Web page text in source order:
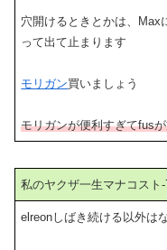
穴開けるときとかは、Max
って出て止まります
モリガン買いましょう
モリガンが便利すぎてfus
私のヤクザ一生マナコス
elreonしばき続ける以外は